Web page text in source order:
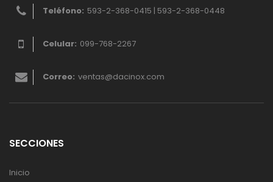
Teléfono: 593-2-368-0415 | 593-2-368-0448
Celular: 099-768-2267
Correo: ventas@dacinox.com
SECCIONES
Inicio